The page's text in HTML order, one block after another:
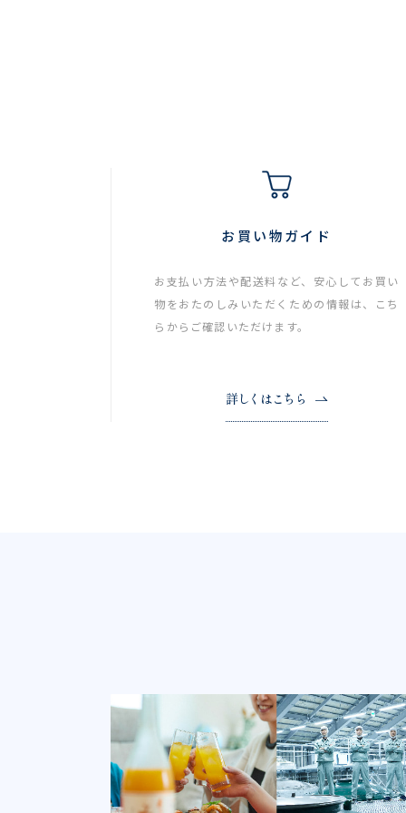
お買い物ガイド
お支払い方法や配送料など、安心してお買い
物をおたのしみいただくための情報は、こち
らからご確認いただけます。
詳しくはこちら